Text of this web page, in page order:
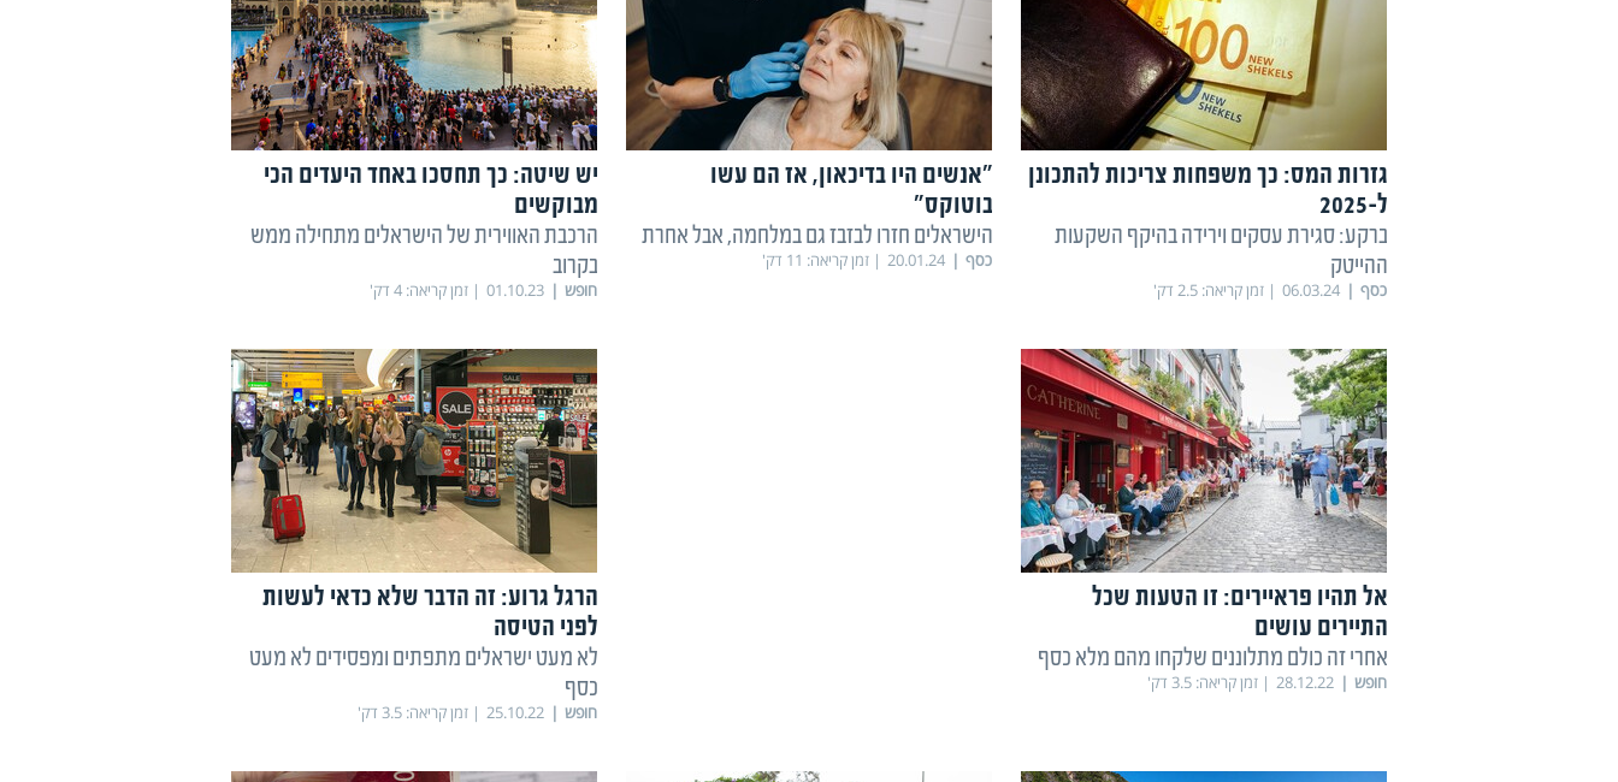
גזרות המס: כך משפחות צריכות להתכונן
ל-2025
ברקע: סגירת עסקים וירידה בהיקף השקעות
ההייטק
כסף 06.03.24 זמן קריאה:2.5 דק'
"אנשים היו בדיכאון, אז הם עשו
בוטוקס"
הישראלים חזרו לבזבז גם במלחמה, אבל אחרת
כסף 20.01.24 זמן קריאה: 11 דק'
יש שיטה: כך תחסכו באחד היעדים הכי
מבוקשים
הרכבת האווירית של הישראלים מתחילה ממש
בקרוב
חופש 01.10.23 זמן קריאה:4 דק'
אל תהיו פראיירים: זו הטעות שכל
התיירים עושים
אחרי זה כולם מתלוננים שלקחו מהם מלא כסף
חופש 28.12.22 זמן קריאה:3.5 דק'
הרגל גרוע: זה הדבר שלא כדאי לעשות
לפני הטיסה
לא מעט ישראלים מתפתים ומפסידים לא מעט
כסף
חופש 25.10.22 זמן קריאה:3.5 דק'